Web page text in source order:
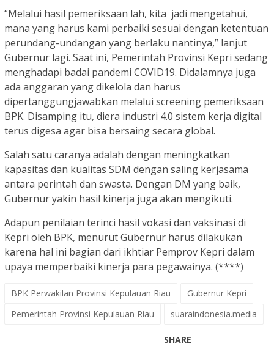
“Melalui hasil pemeriksaan lah, kita jadi mengetahui,
mana yang harus kami perbaiki sesuai dengan ketentuan
perundang-undangan yang berlaku nantinya,” lanjut
Gubernur lagi. Saat ini, Pemerintah Provinsi Kepri sedang
menghadapi badai pandemi COVID19. Didalamnya juga
ada anggaran yang dikelola dan harus
dipertanggungjawabkan melalui screening pemeriksaan
BPK. Disamping itu, diera industri 4.0 sistem kerja digital
terus digesa agar bisa bersaing secara global.
Salah satu caranya adalah dengan meningkatkan
kapasitas dan kualitas SDM dengan saling kerjasama
antara perintah dan swasta. Dengan DM yang baik,
Gubernur yakin hasil kinerja juga akan mengikuti.
Adapun penilaian terinci hasil vokasi dan vaksinasi di
Kepri oleh BPK, menurut Gubernur harus dilakukan
karena hal ini bagian dari ikhtiar Pemprov Kepri dalam
upaya memperbaiki kinerja para pegawainya. (****)
BPK Perwakilan Provinsi Kepulauan Riau
Gubernur Kepri
Pemerintah Provinsi Kepulauan Riau
suaraindonesia.media
SHARE